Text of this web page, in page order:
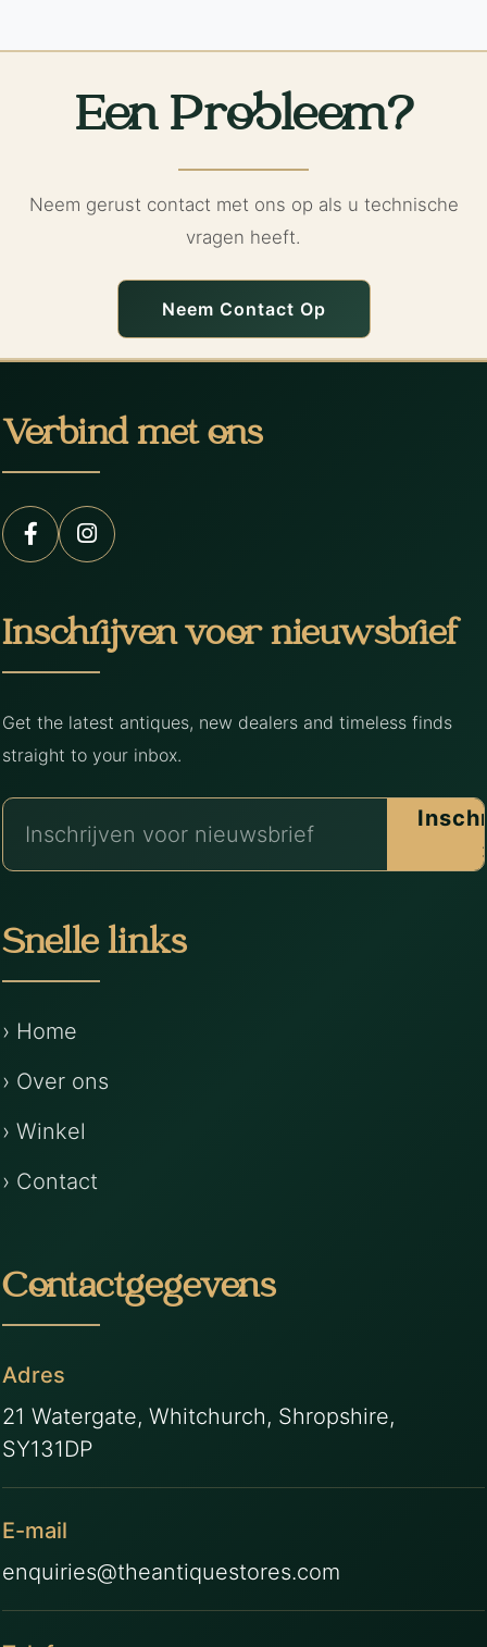
Een Probleem?
Neem gerust contact met ons op als u technische
vragen heeft.
Neem Contact Op
Verbind met ons
Inschrijven voor nieuwsbrief
Get the latest antiques, new dealers and timeless finds
straight to your inbox.
Snelle links
› Home
› Over ons
› Winkel
› Contact
Contactgegevens
Adres
21 Watergate, Whitchurch, Shropshire,
SY131DP
E-mail
enquiries@theantiquestores.com